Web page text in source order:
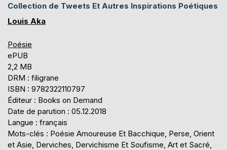
Collection de Tweets Et Autres Inspirations Poétiques
Louis Aka
Poésie
ePUB
2,2 MB
DRM : filigrane
ISBN : 9782322110797
Éditeur : Books on Demand
Date de parution : 05.12.2018
Langue : français
Mots-clés : Poésie Amoureuse Et Bacchique, Perse, Orient
et Asie, Derviches, Dervichisme Et Soufisme, Art et Sacré,